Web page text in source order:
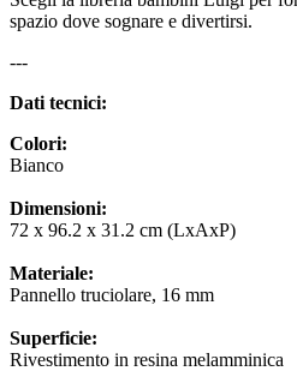
spazio dove sognare e divertirsi.
---
Dati tecnici:
Colori:
Bianco
Dimensioni:
72 x 96.2 x 31.2 cm (LxAxP)
Materiale:
Pannello truciolare, 16 mm
Superficie:
Rivestimento in resina melamminica